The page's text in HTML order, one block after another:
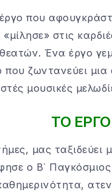
που
στις
Ένα έργο
που ζωντανεύει
μουσικές
ΤΟ ΕΡΓΟ
μας ταξιδεύει
ο Β΄